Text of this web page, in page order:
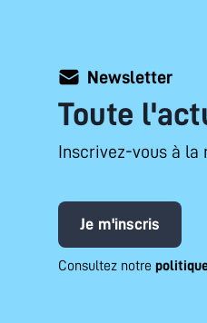
Newsletter
Toute
Inscrivez-vous à la
Je m'inscris
Consultez notre